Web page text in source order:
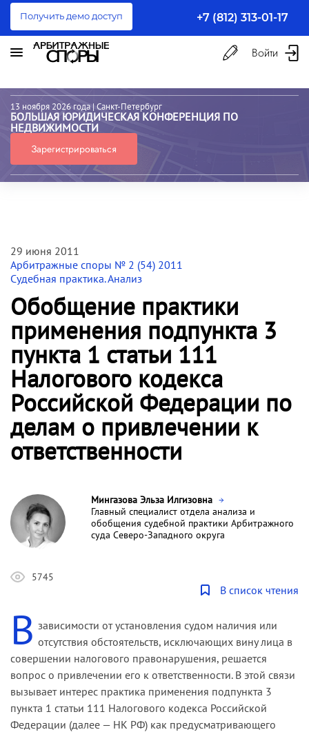
Получить демо доступ +7 (812) 313-01-17
Войти
13 ноября 2026 года | Санкт-Петербург
БОЛЬШАЯ ЮРИДИЧЕСКАЯ КОНФЕРЕНЦИЯ ПО
НЕДВИЖИМОСТИ
Зарегистрироваться
29 июня 2011
Арбитражные споры № 2 (54) 2011
Судебная практика. Анализ
Обобщение практики
применения подпункта 3
пункта 1 статьи 111
Налогового кодекса
Российской Федерации по
делам о привлечении к
ответственности
Мингазова Эльза Илгизовна
Главный специалист отдела анализа и
обобщения судебной практики Арбитражного
суда Северо-Западного округа
5745
В список чтения
В зависимости от установления судом наличия или
отсутствия обстоятельств, исключающих вину лица в
совершении налогового правонарушения, решается
вопрос о привлечении его к ответственности. В этой связи
вызывает интерес практика применения подпункта 3
пункта 1 статьи 111 Налогового кодекса Российской
Федерации (далее — НК РФ) как предусматривающего